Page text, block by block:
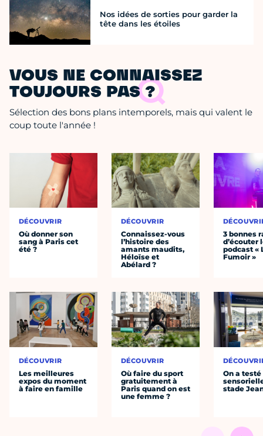
Nos idées de sorties pour garder la
tête dans les étoiles
VOUS NE CONNAISSEZ
TOUJOURS PAS ?
Sélection des bons plans intemporels, mais qui valent le
coup toute l'année !
DÉCOUVRIR
Où donner son
sang à Paris cet
été ?
DÉCOUVRIR
Les meilleures
expos du moment
à faire en famille
DÉCOUVRIR
Connaissez-vous
l’histoire des
amants maudits,
Héloïse et
Abélard ?
DÉCOUVRIR
Où faire du sport
gratuitement à
Paris quand on est
une femme ?
3 bonnes
d’écouter
podcast «
Fumoir »
On a
stade